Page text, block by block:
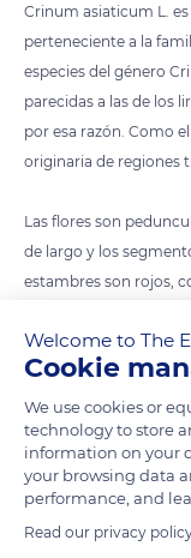
Crinum asiaticum L.
perteneciente a la
especies del género
parecidas a las de los
por esa razón. Como
originaria de regiones
Las flores son
de largo y los
estambres son rojos,
largo escapo macizo y
READ MORE
Welcome to The
Cookie
We use cookies or
technology to store
information on your
your browsing data
performance, and
Read our privacy